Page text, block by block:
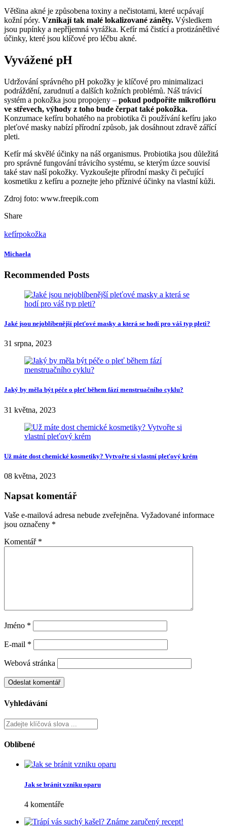
Většina akné je způsobena toxiny a nečistotami, které ucpávají
kožní póry. Vznikají tak malé lokalizované záněty. Výsledkem
jsou pupínky a nepříjemná vyrážka. Kefír má čistící a protizánětlivé
účinky, které jsou klíčové pro léčbu akné.
Vyvážené pH
Udržování správného pH pokožky je klíčové pro minimalizaci
podráždění, zarudnutí a dalších kožních problémů. Náš trávicí
systém a pokožka jsou propojeny – pokud podpoříte mikroflóru
ve střevech, výhody z toho bude čerpat také pokožka.
Konzumace kefíru bohatého na probiotika či používání kefíru jako
pleťové masky nabízí přírodní způsob, jak dosáhnout zdravě zářící
pleti.
Kefír má skvělé účinky na náš organismus. Probiotika jsou důležitá
pro správné fungování trávicího systému, se kterým úzce souvisí
také stav naší pokožky. Vyzkoušejte přírodní masky či pečující
kosmetiku z kefíru a poznejte jeho příznivé účinky na vlastní kůži.
Zdroj foto: www.freepik.com
Share
kefírpokožka
Michaela
Recommended Posts
Jaké jsou nejoblíbenější pleťové masky a která se hodí pro váš typ pleti?
31 srpna, 2023
Jaký by měla být péče o pleť během fází menstruačního cyklu?
31 května, 2023
Už máte dost chemické kosmetiky? Vytvořte si vlastní pleťový krém
08 května, 2023
Napsat komentář
Vaše e-mailová adresa nebude zveřejněna. Vyžadované informace
jsou označeny *
Komentář *
Jméno *
E-mail *
Webová stránka
Vyhledávání
Oblíbené
Jak se bránit vzniku oparu
4 komentáře